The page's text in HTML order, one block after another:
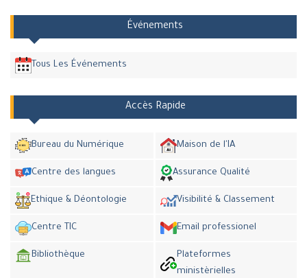
Événements
Tous Les Événements
Accès Rapide
Bureau du Numérique Maison de l'IA
Centre des langues Assurance Qualité
Ethique & Déontologie Visibilité & Classement
Centre TIC Email professionel
Bibliothèque
Plateformes
ministèrielles